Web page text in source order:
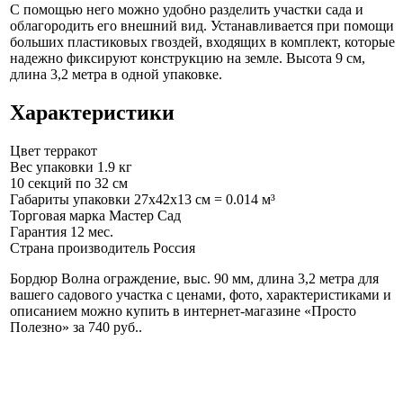
С помощью него можно удобно разделить участки сада и
облагородить его внешний вид. Устанавливается при помощи
больших пластиковых гвоздей, входящих в комплект, которые
надежно фиксируют конструкцию на земле. Высота 9 см,
длина 3,2 метра в одной упаковке.
Характеристики
Цвет терракот
Вес упаковки 1.9 кг
10 секций по 32 см
Габариты упаковки 27x42x13 см = 0.014 м³
Торговая марка Мастер Сад
Гарантия 12 мес.
Страна производитель Россия
Бордюр Волна ограждение, выс. 90 мм, длина 3,2 метра для
вашего садового участка с ценами, фото, характеристиками и
описанием можно купить в интернет-магазине «Просто
Полезно» за 740 руб..